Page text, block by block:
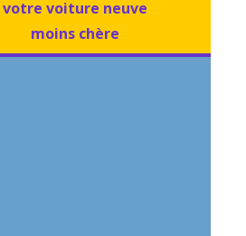
votre voiture neuve
moins chère